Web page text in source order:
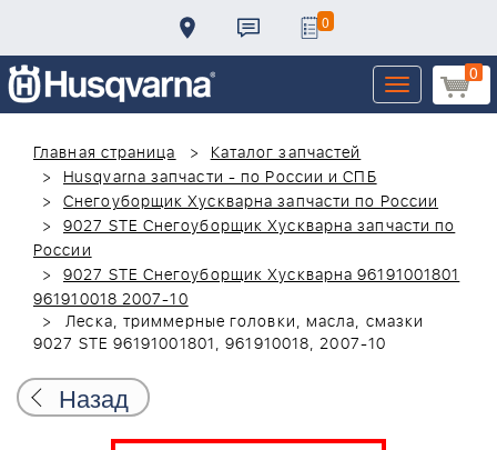
0
0
Toggle
navigation
Главная страница
Каталог запчастей
Husqvarna запчасти - по России и СПБ
Снегоуборщик Хускварна запчасти по России
9027 STE Снегоуборщик Хускварна запчасти по
России
9027 STE Снегоуборщик Хускварна 96191001801
961910018 2007-10
Леска, триммерные головки, масла, смазки
9027 STE 96191001801, 961910018, 2007-10
Назад